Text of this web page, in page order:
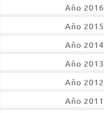
Año 2016
Año 2015
Año 2014
Año 2013
Año 2012
Año 2011